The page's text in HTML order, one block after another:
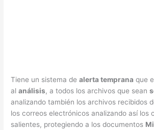
Tiene un sistema dealerta temprana que
alanálisis, a todos los archivos que sean
analizando también los archivos recibidos
los correos electrónicos analizando así los
salientes, protegiendo a los documentos